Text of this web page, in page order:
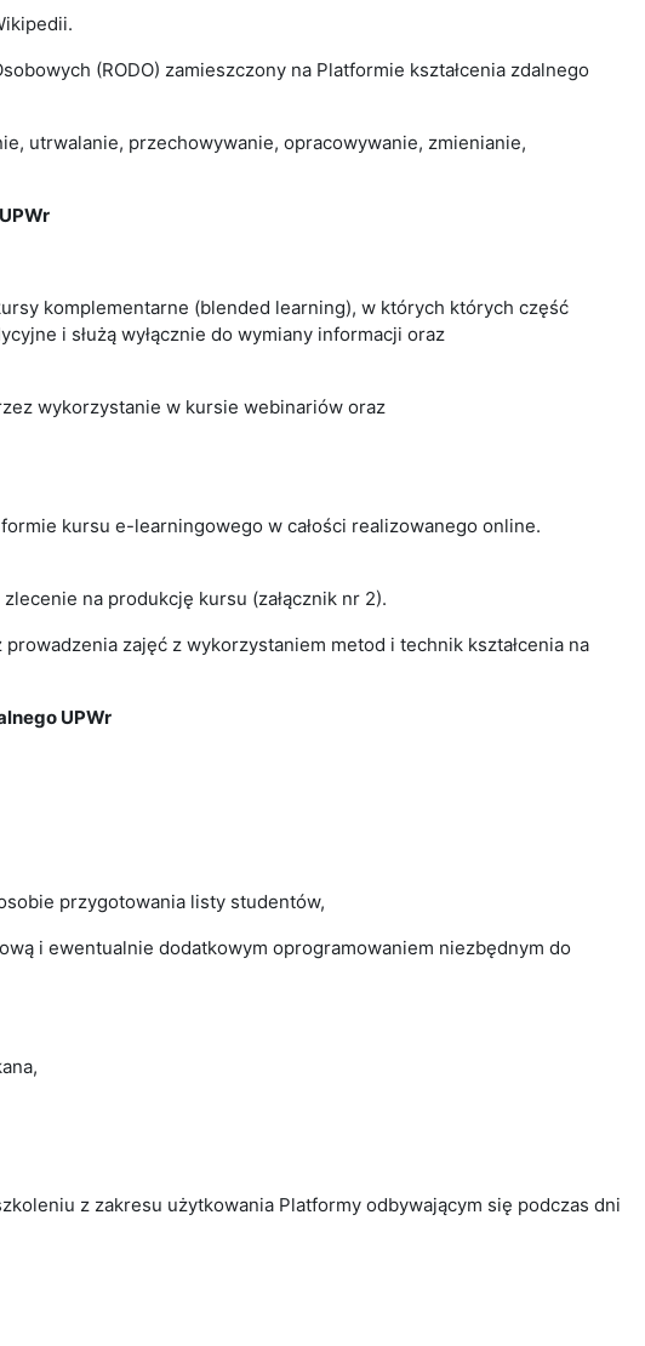
(RODO) zamieszczony na Platformie kształcenia zdalnego
utrwalanie, przechowywanie, opracowywanie, zmienianie,
komplementarne (blended learning), w których których część
i służą wyłącznie do wymiany informacji oraz
wykorzystanie w kursie webinariów oraz
kursu e-learningowego w całości realizowanego online.
na produkcję kursu (załącznik nr 2).
zajęć z wykorzystaniem metod i technik kształcenia na
UPWr
przygotowania listy studentów,
i ewentualnie dodatkowym oprogramowaniem niezbędnym do
z zakresu użytkowania Platformy odbywającym się podczas dni